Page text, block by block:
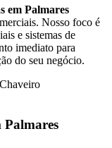
em Palmares
Nosso foco é
e sistemas de
imediato para
do seu negócio.